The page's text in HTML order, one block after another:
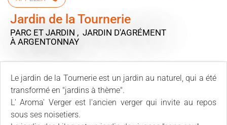
Jardin de la Tournerie
PARC ET JARDIN , JARDIN D'AGRÉMENT
À ARGENTONNAY
Le jardin de la Tournerie est un jardin au naturel, qui a été
transformé en "jardins à thème".
L' Aroma' Verger est l'ancien verger qui invite au repos
sous ses noisetiers.